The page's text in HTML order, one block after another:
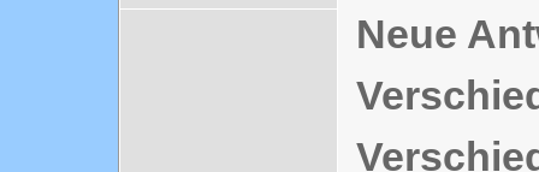
Neue